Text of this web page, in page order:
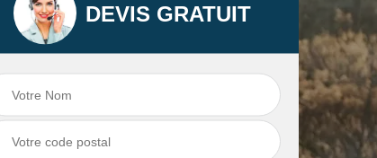
Réparation fuite de
toiture 06
Urgence et
depannage fuite
toiture-06
DEVIS GRATUIT